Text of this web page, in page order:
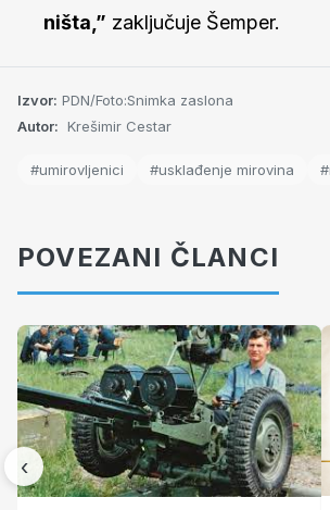
ništa,” zaključuje Šemper.
Izvor: PDN/Foto:Snimka zaslona
Autor: Krešimir Cestar
#umirovljenici #usklađenje mirovina
POVEZANI ČLANCI
‹